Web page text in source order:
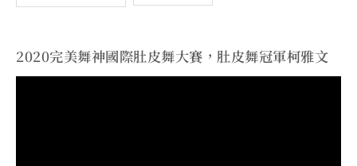
2020完美舞神國際肚皮舞大賽，肚皮舞冠軍柯雅文